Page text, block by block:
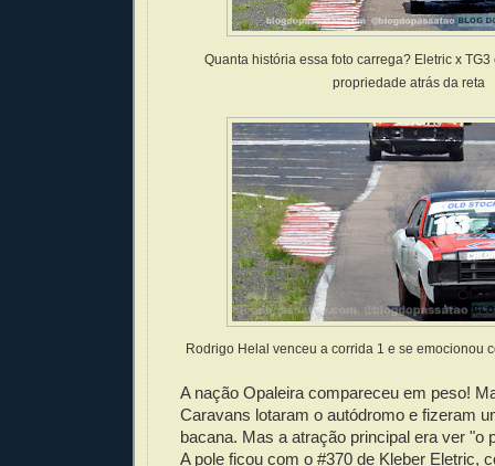
Quanta história essa foto carrega? Eletric x
propriedade atrás da reta
Rodrigo Helal venceu a corrida 1 e se emocionou
A nação Opaleira compareceu em peso!
Caravans lotaram o autódromo e fizeram
bacana. Mas a atração principal era ver "o
A pole ficou com o #370 de Kleber Eletric,